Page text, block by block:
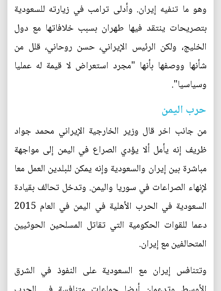
وهو ما تنفيه إيران. وأدلى ترامب في زيارته للسعودية
بتصريحات ينتقد فيها طهران بسبب خلافاتها مع دول
الخليج، ولكن الرئيس الإيراني، حسن روحاني، قلل من
شأنها ووصفها بأنها "مجرد استعراض لا قيمة له عمليا
وسياسيا".
حرب اليمن
من جانب اخر قال وزير الخارجية الإيراني محمد جواد
ظريف إنه يأمل ألا يؤدي الصراع في اليمن إلى مواجهة
مباشرة بين إيران والسعودية وإنه يمكن للبلدين العمل معا
لإنهاء الصراعات في سوريا واليمن. وتدخل تحالف بقيادة
السعودية في الحرب الأهلية في اليمن في العام 2015
دعما للقوات الحكومية التي تقاتل المسلحين الحوثيين
المتحالفين مع إيران.
وتتنافس إيران مع السعودية على النفوذ في الشرق